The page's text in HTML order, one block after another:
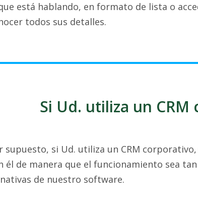
está hablando, en formato de lista o
todos sus detalles.
Si Ud. utiliza un
supuesto, si Ud. utiliza un CRM
él de manera que el funcionamiento sea
de nuestro software.